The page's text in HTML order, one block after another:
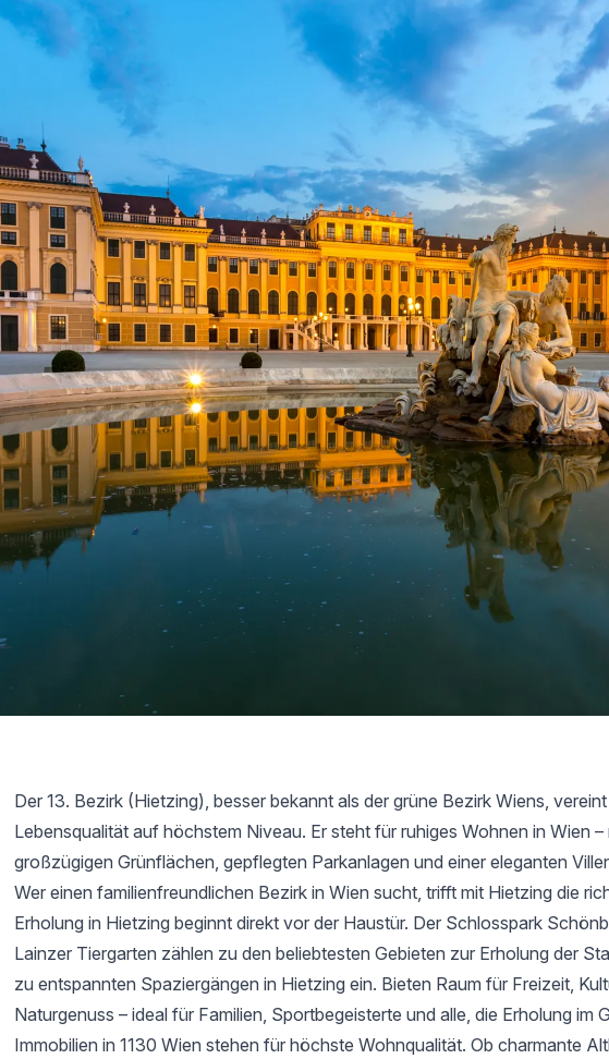
Der 13. Bezirk (Hietzing), besser bekannt als der grüne Bezirk Wiens,
Lebensqualität auf höchstem Niveau. Er steht für ruhiges Wohnen in Wien –
großzügigen Grünflächen, gepflegten Parkanlagen und einer eleganten
Wer einen familienfreundlichen Bezirk in Wien sucht, trifft mit Hietzing die
Erholung in Hietzing beginnt direkt vor der Haustür. Der Schlosspark
Lainzer Tiergarten zählen zu den beliebtesten Gebieten zur Erholung der
zu entspannten Spaziergängen in Hietzing ein. Bieten Raum für Freizeit,
Naturgenuss – ideal für Familien, Sportbegeisterte und alle, die Erholung im
Immobilien in 1130 Wien stehen für höchste Wohnqualität. Ob charmante